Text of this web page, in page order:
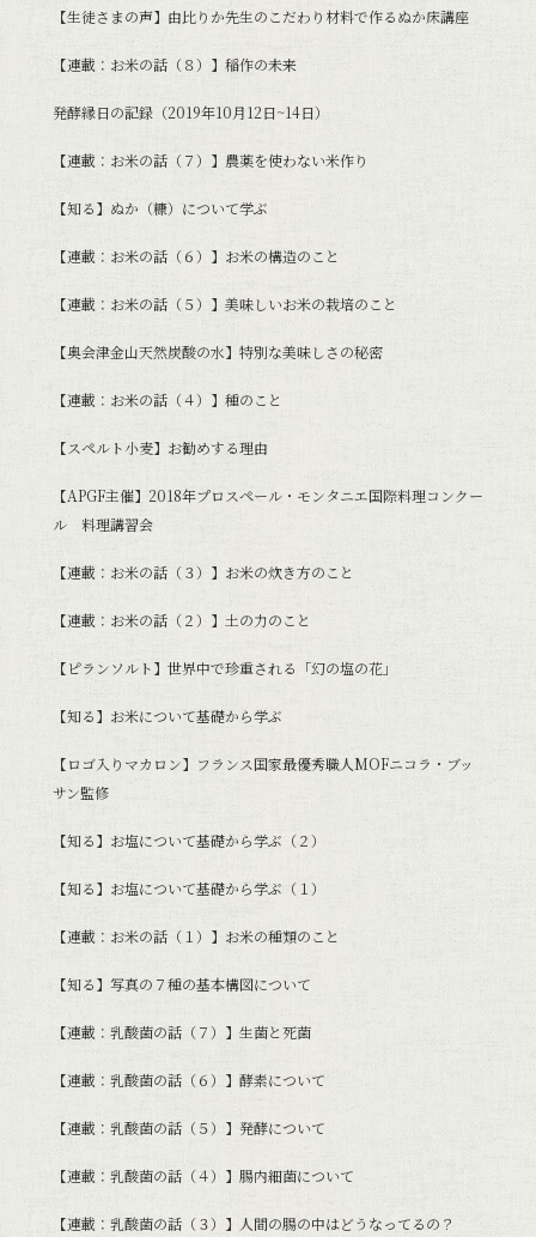
【生徒さまの声】由比りか先生のこだわり材料で作るぬか床講座
【連載：お米の話（８）】稲作の未来
発酵縁日の記録（2019年10月12日~14日）
【連載：お米の話（７）】農薬を使わない米作り
【知る】ぬか（糠）について学ぶ
【連載：お米の話（６）】お米の構造のこと
【連載：お米の話（５）】美味しいお米の栽培のこと
【奥会津金山天然炭酸の水】特別な美味しさの秘密
【連載：お米の話（４）】種のこと
【スペルト小麦】お勧めする理由
【APGF主催】2018年プロスペール・モンタニエ国際料理コンクー
ル 料理講習会
【連載：お米の話（３）】お米の炊き方のこと
【連載：お米の話（２）】土の力のこと
【ピランソルト】世界中で珍重される「幻の塩の花」
【知る】お米について基礎から学ぶ
【ロゴ入りマカロン】フランス国家最優秀職人MOFニコラ・ブッ
サン監修
【知る】お塩について基礎から学ぶ（２）
【知る】お塩について基礎から学ぶ（１）
【連載：お米の話（１）】お米の種類のこと
【知る】写真の７種の基本構図について
【連載：乳酸菌の話（７）】生菌と死菌
【連載：乳酸菌の話（６）】酵素について
【連載：乳酸菌の話（５）】発酵について
【連載：乳酸菌の話（４）】腸内細菌について
【連載：乳酸菌の話（３）】人間の腸の中はどうなってるの？